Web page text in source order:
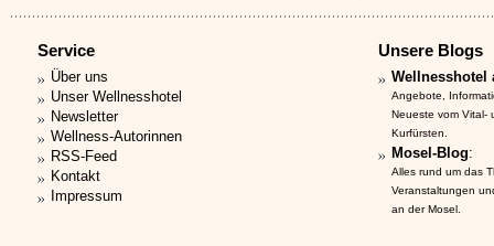
Service
Über uns
Unser Wellnesshotel
Newsletter
Wellness-Autorinnen
RSS-Feed
Kontakt
Impressum
Unsere Blogs
Wellnesshotel
Angebote,
Neueste vom Vital-
Kurfürsten.
Mosel-Blog:
Alles rund um das
Veranstaltungen
an der Mosel.